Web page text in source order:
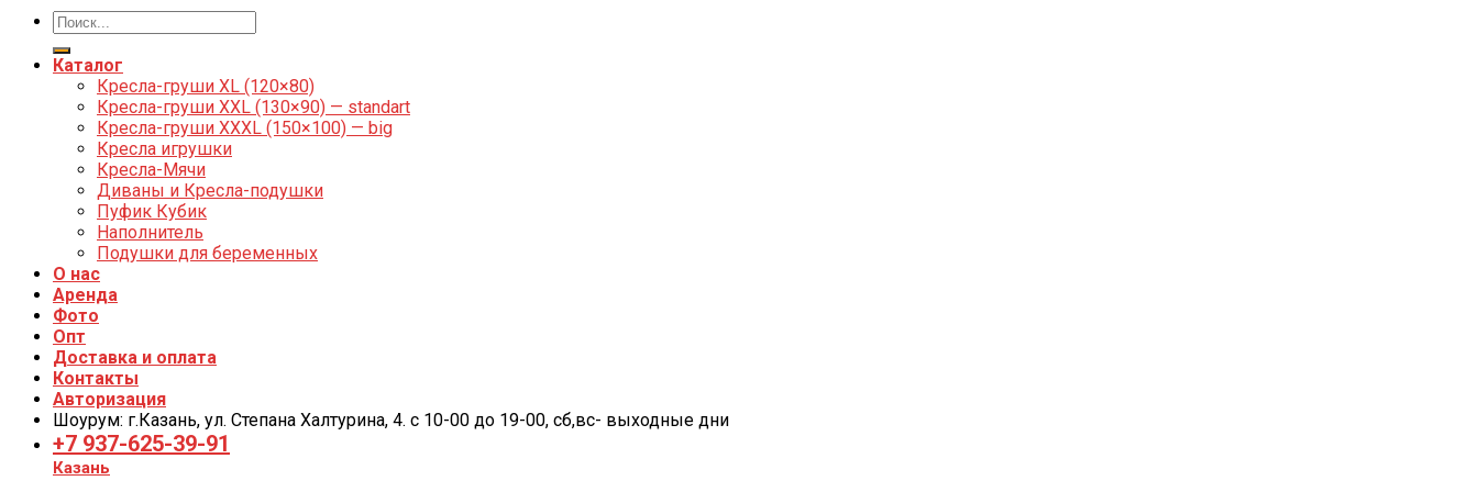
Каталог
Кресла-груши XL (120×80)
Кресла-груши XXL (130×90) — standart
Кресла-груши XXXL (150×100) — big
Кресла игрушки
Кресла-Мячи
Диваны и Кресла-подушки
Пуфик Кубик
Наполнитель
Подушки для беременных
О нас
Аренда
Фото
Опт
Доставка и оплата
Контакты
Авторизация
Шоурум: г.Казань, ул. Степана Халтурина, 4. с 10-00 до 19-00, cб,вс- выходные дни
+7 937-625-39-91
Казань